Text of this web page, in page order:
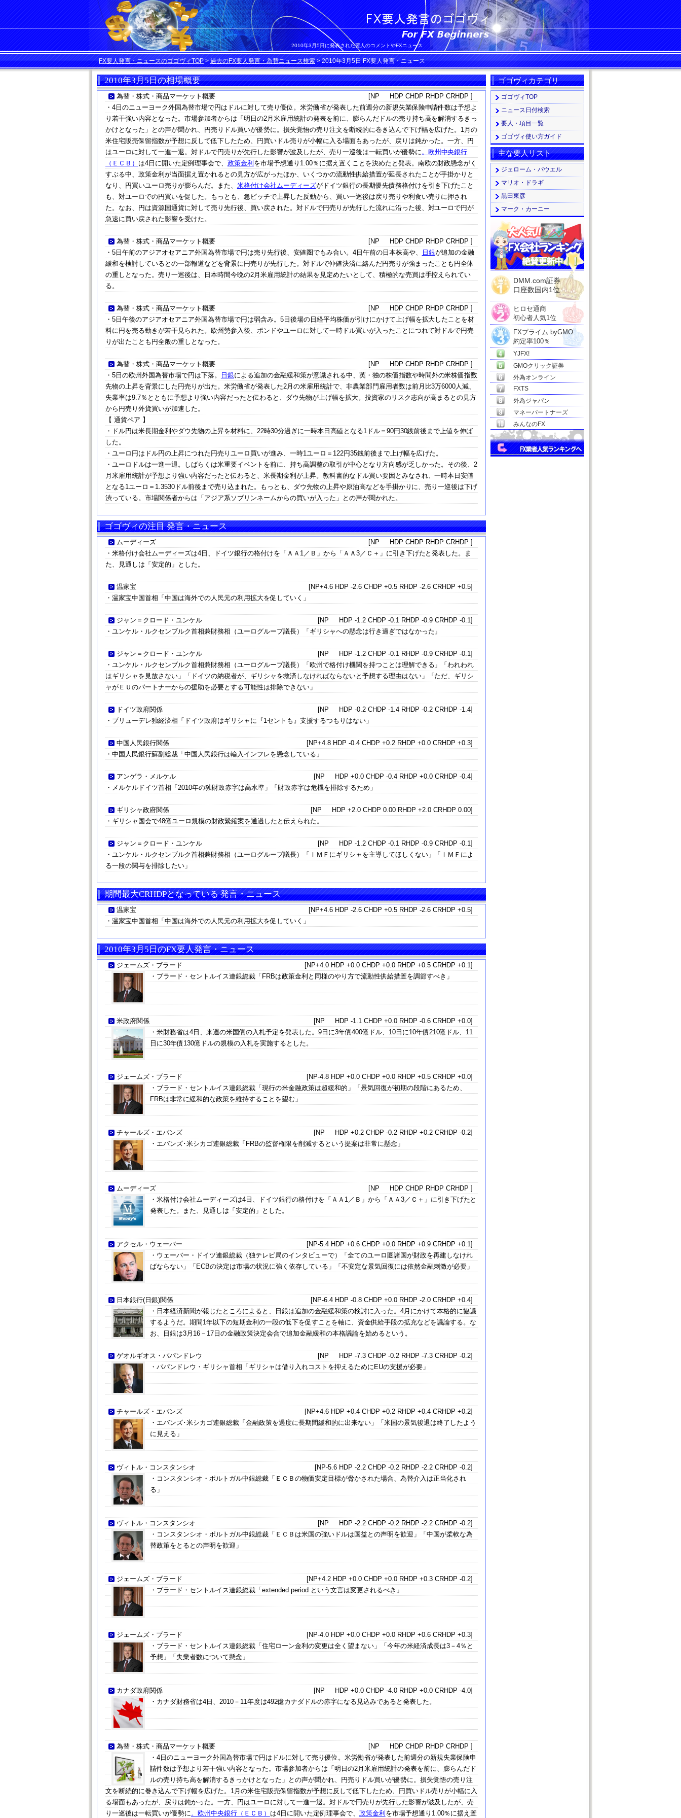
2010年3月5日に発表された要人のコメントやFXニュース
FX要人発言・ニュースのゴゴヴィTOP>過去のFX要人発言・為替ニュース検索>2010年3月5日 FX要人発言・ニュース
2010年3月5日の相場概要
為替・株式・商品マーケット概要
[NP HDP CHDP RHDP CRHDP ]
・4日のニューヨーク外国為替市場で円はドルに対して売り優位。米労働省が発表した前週分の新規失業保険申請件数は予想よ
り若干強い内容となった。市場参加者からは「明日の2月米雇用統計の発表を前に、膨らんだドルの売り持ち高を解消するきっ
かけとなった」との声が聞かれ、円売りドル買いが優勢に。損失覚悟の売り注文を断続的に巻き込んで下げ幅を広げた。1月の
米住宅販売保留指数が予想に反して低下したため、円買いドル売りが小幅に入る場面もあったが、戻りは鈍かった。一方、円
はユーロに対して一進一退。対ドルで円売りが先行した影響が波及したが、売り一巡後は一転買いが優勢に。欧州中央銀行
（ＥＣＢ） は4日に開いた定例理事会で、 政策金利 を市場予想通り1.00％に据え置くことを決めたと発表。南欧の財政懸念がく
すぶる中、政策金利が当面据え置かれるとの見方が広がったほか、いくつかの流動性供給措置が延長されたことが手掛かりと
なり、円買いユーロ売りが膨らんだ。また、 米格付け会社ムーディーズがドイツ銀行の長期優先債務格付けを引き下げたこと
も、対ユーロでの円買いを促した。もっとも、急ピッチで上昇した反動から、買い一巡後は戻り売りや利食い売りに押され
た。なお、円は資源国通貨に対して売り先行後、買い戻された。対ドルで円売りが先行した流れに沿った後、対ユーロで円が
急速に買い戻された影響を受けた。
為替・株式・商品マーケット概要
[NP HDP CHDP RHDP CRHDP ]
・5日午前のアジアオセアニア外国為替市場で円は売り先行後、安値圏でもみ合い。4日午前の日本株高や、
日銀が追加の金融
緩和を検討しているとの一部報道などを背景に円売りが先行した。対ドルで仲値決済に絡んだ円売りが強まったことも円全体
の重しとなった。売り一巡後は、日本時間今晩の2月米雇用統計の結果を見定めたいとして、積極的な売買は手控えられてい
る。
為替・株式・商品マーケット概要
[NP HDP CHDP RHDP CRHDP ]
・5日午後のアジアオセアニア外国為替市場で円は弱含み。5日後場の日経平均株価が引けにかけて上げ幅を拡大したことを材
料に円を売る動きが若干見られた。欧州勢参入後、ポンドやユーロに対して一時ドル買いが入ったことにつれて対ドルで円売
りが出たことも円全般の重しとなった。
為替・株式・商品マーケット概要
[NP HDP CHDP RHDP CRHDP ]
・5日の欧州外国為替市場で円は下落。
日銀による追加の金融緩和策が意識される中、英・独の株価指数や時間外の米株価指数
先物の上昇を背景にした円売りが出た。米労働省が発表した2月の米雇用統計で、非農業部門雇用者数は前月比3万6000人減、
失業率は9.7％とともに予想より強い内容だったと伝わると、ダウ先物が上げ幅を拡大。投資家のリスク志向が高まるとの見方
から円売り外貨買いが加速した。
【 通貨ペア 】
・ドル円は米長期金利やダウ先物の上昇を材料に、22時30分過ぎに一時本日高値となる1ドル＝90円30銭前後まで上値を伸ば
した。
・ユーロ円はドル円の上昇につれた円売りユーロ買いが進み、一時1ユーロ＝122円35銭前後まで上げ幅を広げた。
・ユーロドルは一進一退。しばらくは米重要イベントを前に、持ち高調整の取引が中心となり方向感が乏しかった。その後、2
月米雇用統計が予想より強い内容だったと伝わると、米長期金利が上昇。教科書的なドル買い要因とみなされ、一時本日安値
となる1ユーロ＝1.3530ドル前後まで売り込まれた。もっとも、ダウ先物の上昇や原油高などを手掛かりに、売り一巡後は下げ
渋っている。市場関係者からは「アジア系ソブリンネームからの買いが入った」との声が聞かれた。
ゴゴヴィの注目 発言・ニュース
ムーディーズ
[NP HDP CHDP RHDP CRHDP ]
・米格付け会社ムーディーズは4日、ドイツ銀行の格付けを「ＡＡ1／Ｂ」から「ＡＡ3／Ｃ＋」に引き下げたと発表した。ま
た、見通しは「安定的」とした。
温家宝
[NP+4.6 HDP -2.6 CHDP +0.5 RHDP -2.6 CRHDP +0.5]
・温家宝中国首相「中国は海外での人民元の利用拡大を促していく」
ジャン＝クロード・ユンケル
[NP HDP -1.2 CHDP -0.1 RHDP -0.9 CRHDP -0.1]
・ユンケル・ルクセンブルク首相兼財務相（ユーログループ議長）「ギリシャへの懸念は行き過ぎではなかった」
ジャン＝クロード・ユンケル
[NP HDP -1.2 CHDP -0.1 RHDP -0.9 CRHDP -0.1]
・ユンケル・ルクセンブルク首相兼財務相（ユーログループ議長）「欧州で格付け機関を持つことは理解できる」「われわれ
はギリシャを見放さない」「ドイツの納税者が、ギリシャを救済しなければならないと予想する理由はない」「ただ、ギリシ
ャがＥＵのパートナーからの援助を必要とする可能性は排除できない」
ドイツ政府関係
[NP HDP -0.2 CHDP -1.4 RHDP -0.2 CRHDP -1.4]
・ブリューデレ独経済相「ドイツ政府はギリシャに『1セントも』支援するつもりはない」
中国人民銀行関係
[NP+4.8 HDP -0.4 CHDP +0.2 RHDP +0.0 CRHDP +0.3]
・中国人民銀行蘇副総裁「中国人民銀行は輸入インフレを懸念している」
アンゲラ・メルケル
[NP HDP +0.0 CHDP -0.4 RHDP +0.0 CRHDP -0.4]
・メルケルドイツ首相「2010年の独財政赤字は高水準」「財政赤字は危機を排除するため」
ギリシャ政府関係
[NP HDP +2.0 CHDP 0.00 RHDP +2.0 CRHDP 0.00]
・ギリシャ国会で48億ユーロ規模の財政緊縮案を通過したと伝えられた。
ジャン＝クロード・ユンケル
[NP HDP -1.2 CHDP -0.1 RHDP -0.9 CRHDP -0.1]
・ユンケル・ルクセンブルク首相兼財務相（ユーログループ議長）「ＩＭＦにギリシャを主導してほしくない」「ＩＭＦによ
る一段の関与を排除したい」
期間最大CRHDPとなっている 発言・ニュース
温家宝
[NP+4.6 HDP -2.6 CHDP +0.5 RHDP -2.6 CRHDP +0.5]
・温家宝中国首相「中国は海外での人民元の利用拡大を促していく」
2010年3月5日のFX要人発言・ニュース
ジェームズ・ブラード
[NP+4.0 HDP +0.0 CHDP +0.0 RHDP +0.5 CRHDP +0.1]
・ブラード・セントルイス連銀総裁「FRBは政策金利と同様のやり方で流動性供給措置を調節すべき」
米政府関係
[NP HDP -1.1 CHDP +0.0 RHDP -0.6 CRHDP +0.0]
・米財務省は4日、来週の米国債の入札予定を発表した。9日に3年債400億ドル、10日に10年債210億ドル、11
日に30年債130億ドルの規模の入札を実施するとした。
ジェームズ・ブラード
[NP-4.8 HDP +0.0 CHDP +0.0 RHDP +0.5 CRHDP +0.0]
・ブラード・セントルイス連銀総裁「現行の米金融政策は超緩和的」「景気回復が初期の段階にあるため、
FRBは非常に緩和的な政策を維持することを望む」
チャールズ・エバンズ
[NP HDP +0.2 CHDP -0.2 RHDP +0.2 CRHDP -0.2]
・エバンズ･米シカゴ連銀総裁「FRBの監督権限を削減するという提案は非常に懸念」
ムーディーズ
[NP HDP CHDP RHDP CRHDP ]
・米格付け会社ムーディーズは4日、ドイツ銀行の格付けを「ＡＡ1／Ｂ」から「ＡＡ3／Ｃ＋」に引き下げたと
発表した。また、見通しは「安定的」とした。
アクセル・ウェーバー
[NP-5.4 HDP +0.6 CHDP +0.0 RHDP +0.9 CRHDP +0.1]
・ウェーバー・ドイツ連銀総裁（独テレビ局のインタビューで）「全てのユーロ圏諸国が財政を再建しなけれ
ばならない」「ECBの決定は市場の状況に強く依存している」「不安定な景気回復には依然金融刺激が必要」
日本銀行(日銀)関係
[NP-6.4 HDP -0.8 CHDP +0.0 RHDP -2.0 CRHDP +0.4]
・日本経済新聞が報じたところによると、日銀は追加の金融緩和策の検討に入った。4月にかけて本格的に協議
するようだ。期間1年以下の短期金利の一段の低下を促すことを軸に、資金供給手段の拡充などを議論する。な
お、日銀は3月16－17日の金融政策決定会合で追加金融緩和の本格議論を始めるという。
ゲオルギオス・パパンドレウ
[NP HDP -7.3 CHDP -0.2 RHDP -7.3 CRHDP -0.2]
・パパンドレウ・ギリシャ首相「ギリシャは借り入れコストを抑えるためにEUの支援が必要」
チャールズ・エバンズ
[NP+4.6 HDP +0.4 CHDP +0.2 RHDP +0.4 CRHDP +0.2]
・エバンズ･米シカゴ連銀総裁「金融政策を過度に長期間緩和的に出来ない」「米国の景気後退は終了したよう
に見える」
ヴィトル・コンスタンシオ
[NP-5.6 HDP -2.2 CHDP -0.2 RHDP -2.2 CRHDP -0.2]
・コンスタンシオ・ポルトガル中銀総裁「ＥＣＢの物価安定目標が脅かされた場合、為替介入は正当化され
る」
ヴィトル・コンスタンシオ
[NP HDP -2.2 CHDP -0.2 RHDP -2.2 CRHDP -0.2]
・コンスタンシオ・ポルトガル中銀総裁「ＥＣＢは米国の強いドルは国益との声明を歓迎」「中国が柔軟な為
替政策をとるとの声明を歓迎」
ジェームズ・ブラード
[NP+4.2 HDP +0.0 CHDP +0.0 RHDP +0.3 CRHDP -0.2]
・ブラード・セントルイス連銀総裁「extended period という文言は変更されるべき」
ジェームズ・ブラード
[NP-4.0 HDP +0.0 CHDP +0.0 RHDP +0.6 CRHDP +0.3]
・ブラード・セントルイス連銀総裁「住宅ローン金利の変更は全く望まない」「今年の米経済成長は3－4％と
予想」「失業者数について懸念」
カナダ政府関係
[NP HDP +0.0 CHDP -4.0 RHDP +0.0 CRHDP -4.0]
・カナダ財務省は4日、2010－11年度は492億カナダドルの赤字になる見込みであると発表した。
為替・株式・商品マーケット概要
[NP HDP CHDP RHDP CRHDP ]
・4日のニューヨーク外国為替市場で円はドルに対して売り優位。米労働省が発表した前週分の新規失業保険申
請件数は予想より若干強い内容となった。市場参加者からは「明日の2月米雇用統計の発表を前に、膨らんだド
ルの売り持ち高を解消するきっかけとなった」との声が聞かれ、円売りドル買いが優勢に。損失覚悟の売り注
文を断続的に巻き込んで下げ幅を広げた。1月の米住宅販売保留指数が予想に反して低下したため、円買いドル売りが小幅に入
る場面もあったが、戻りは鈍かった。一方、円はユーロに対して一進一退。対ドルで円売りが先行した影響が波及したが、売
り一巡後は一転買いが優勢に。欧州中央銀行（ＥＣＢ） は4日に開いた定例理事会で、 政策金利 を市場予想通り1.00％に据え置
ゴゴヴィカテゴリ
ゴゴヴィTOP
ニュース日付検索
要人・項目一覧
ゴゴヴィ使い方ガイド
主な要人リスト
ジェローム・パウエル
マリオ・ドラギ
黒田東彦
マーク・カーニー
DMM.com証券
口座数国内1位
ヒロセ通商
初心者人気1位
FXプライム byGMO
約定率100％
YJFX!
GMOクリック証券
外為オンライン
FXTS
外為ジャパン
マネーパートナーズ
みんなのFX